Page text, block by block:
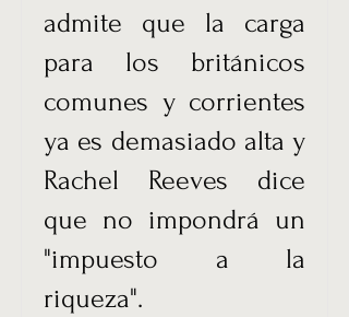
admite que la carga
para los británicos
comunes y corrientes
ya es demasiado alta y
Rachel Reeves dice
que no impondrá un
"impuesto a la
riqueza".